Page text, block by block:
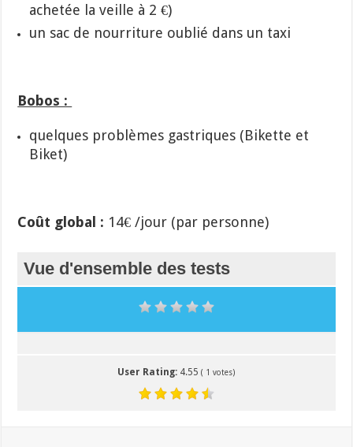
achetée la veille à 2 €)
un sac de nourriture oublié dans un taxi
Bobos :
quelques problèmes gastriques (Bikette et
Biket)
Coût global : 14€ /jour (par personne)
Vue d'ensemble des tests
User Rating: 4.55 ( 1 votes)